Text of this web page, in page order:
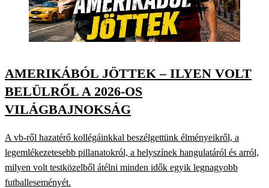
AMERIKÁBÓL JÖTTEK – ILYEN VOLT
BELÜLRŐL A 2026-OS
VILÁGBAJNOKSÁG
A vb-ről hazatérő kollégáinkkal beszélgettünk élményeikről, a
legemlékezetesebb pillanatokról, a helyszínek hangulatáról és arról,
milyen volt testközelből átélni minden idők egyik legnagyobb
futballeseményét.